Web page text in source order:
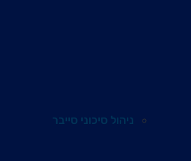
ניהול סיכוני סייבר